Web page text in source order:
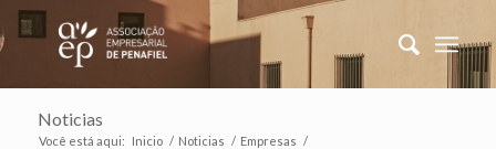
Noticias
Você está aqui: Inicio / Noticias / Empresas /